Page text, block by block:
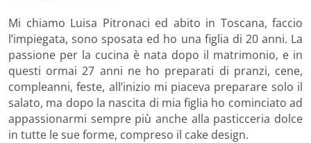
Mi chiamo Luisa Pitronaci ed abito in Toscana, faccio
l’impiegata, sono sposata ed ho una figlia di 20 anni. La
passione per la cucina è nata dopo il matrimonio, e in
questi ormai 27 anni ne ho preparati di pranzi, cene,
compleanni, feste, all’inizio mi piaceva preparare solo il
salato, ma dopo la nascita di mia figlia ho cominciato ad
appassionarmi sempre più anche alla pasticceria dolce
in tutte le sue forme, compreso il cake design.